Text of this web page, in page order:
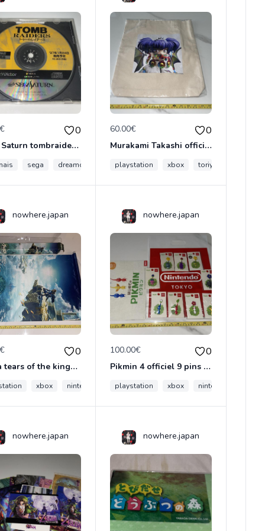
japon
0
Sega Saturn tombraider tomb raider raiders trial édition promo demo sample japon japonais
sega dreamcast trial démo
60.00€ 0
Murakami Takashi officiel Kaikai kiki clone x tote bag rtfkt sac Japon DEMON flower Nike
playstation xbox toriyama
psp
nowhere.japan
0
Zelda tears of the kingdom premium tapestry wall scroll collector japon nintendo switch
xbox nintendo sega mario
nowhere.japan
100.00€ 0
Pikmin 4 officiel 9 pins collector Nintendo store Tokyo Japon full set switch neuf
playstation xbox nintendo
nowhere.japan nowhere.japan